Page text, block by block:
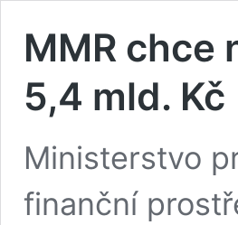
MMR chce
5,4 mld. Kč
Ministerstvo
finanční